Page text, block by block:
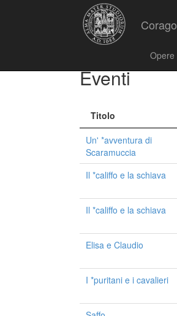
Corago
Opere
Eventi
Titolo
Un' *avventura di
Scaramuccia
Il *califfo e la schiava
Il *califfo e la schiava
Elisa e Claudio
I *puritani e i cavalieri